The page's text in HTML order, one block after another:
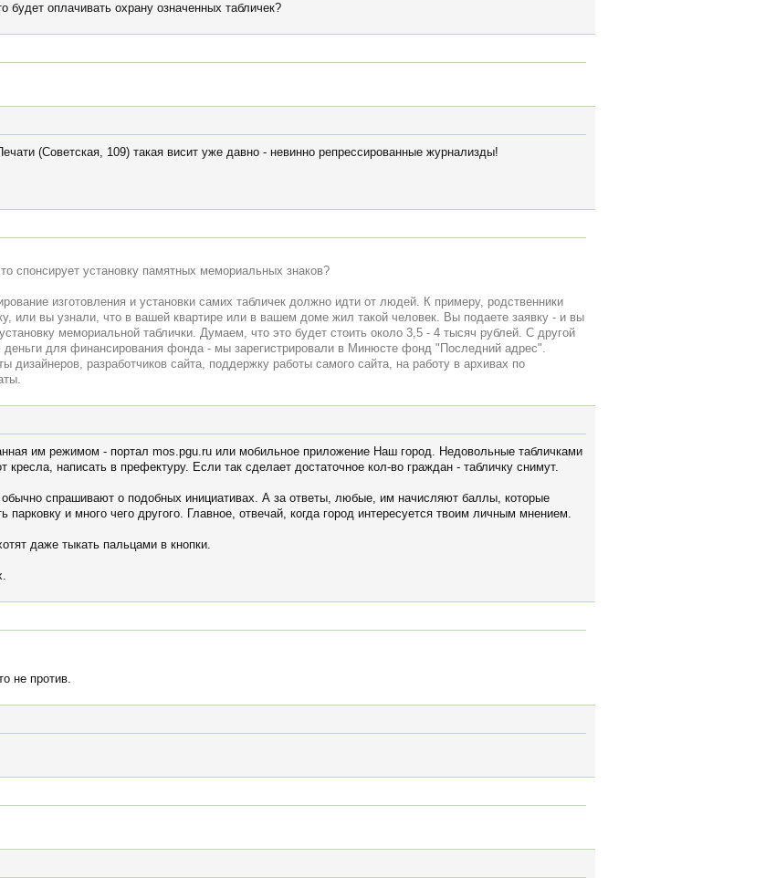
будет оплачивать охрану означенных табличек?
(Советская, 109) такая висит уже давно - невинно репрессированные журнализды!
спонсирует установку памятных мемориальных знаков?
изготовления и установки самих табличек должно идти от людей. К примеру, родственники
или вы узнали, что в вашей квартире или в вашем доме жил такой человек. Вы подаете заявку - и вы
мемориальной таблички. Думаем, что это будет стоить около 3,5 - 4 тысяч рублей. С другой
для финансирования фонда - мы зарегистрировали в Минюсте фонд "Последний адрес".
дизайнеров, разработчиков сайта, поддержку работы самого сайта, на работу в архивах по
им режимом - портал mos.pgu.ru или мобильное приложение Наш город. Недовольные табличками
написать в префектуру. Если так сделает достаточное кол-во граждан - табличку снимут.
спрашивают о подобных инициативах. А за ответы, любые, им начисляют баллы, которые
парковку и много чего другого. Главное, отвечай, когда город интересуется твоим личным мнением.
даже тыкать пальцами в кнопки.
не против.